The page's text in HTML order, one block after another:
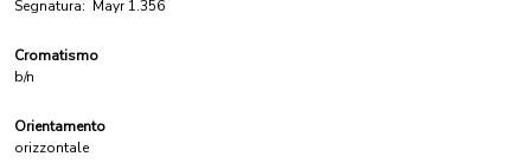
Segnatura: Mayr 1.356
Cromatismo
b/n
Orientamento
orizzontale